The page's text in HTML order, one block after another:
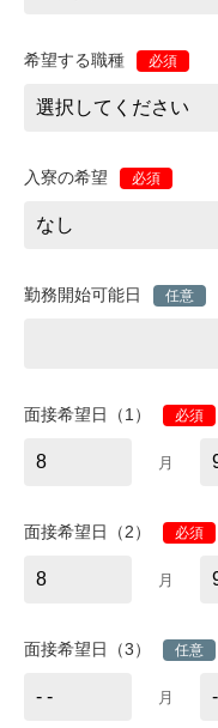
希望する職種 必須
入寮の希望 必須
勤務開始可能日 任意
面接希望日（1） 必須
月
面接希望日（2） 必須
月
面接希望日（3） 任意
月